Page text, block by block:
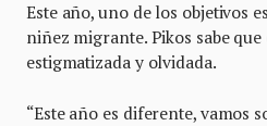
Este año, uno de los objetivos
niñez migrante. Pikos sabe
estigmatizada y olvidada.
“Este año es diferente, vamos